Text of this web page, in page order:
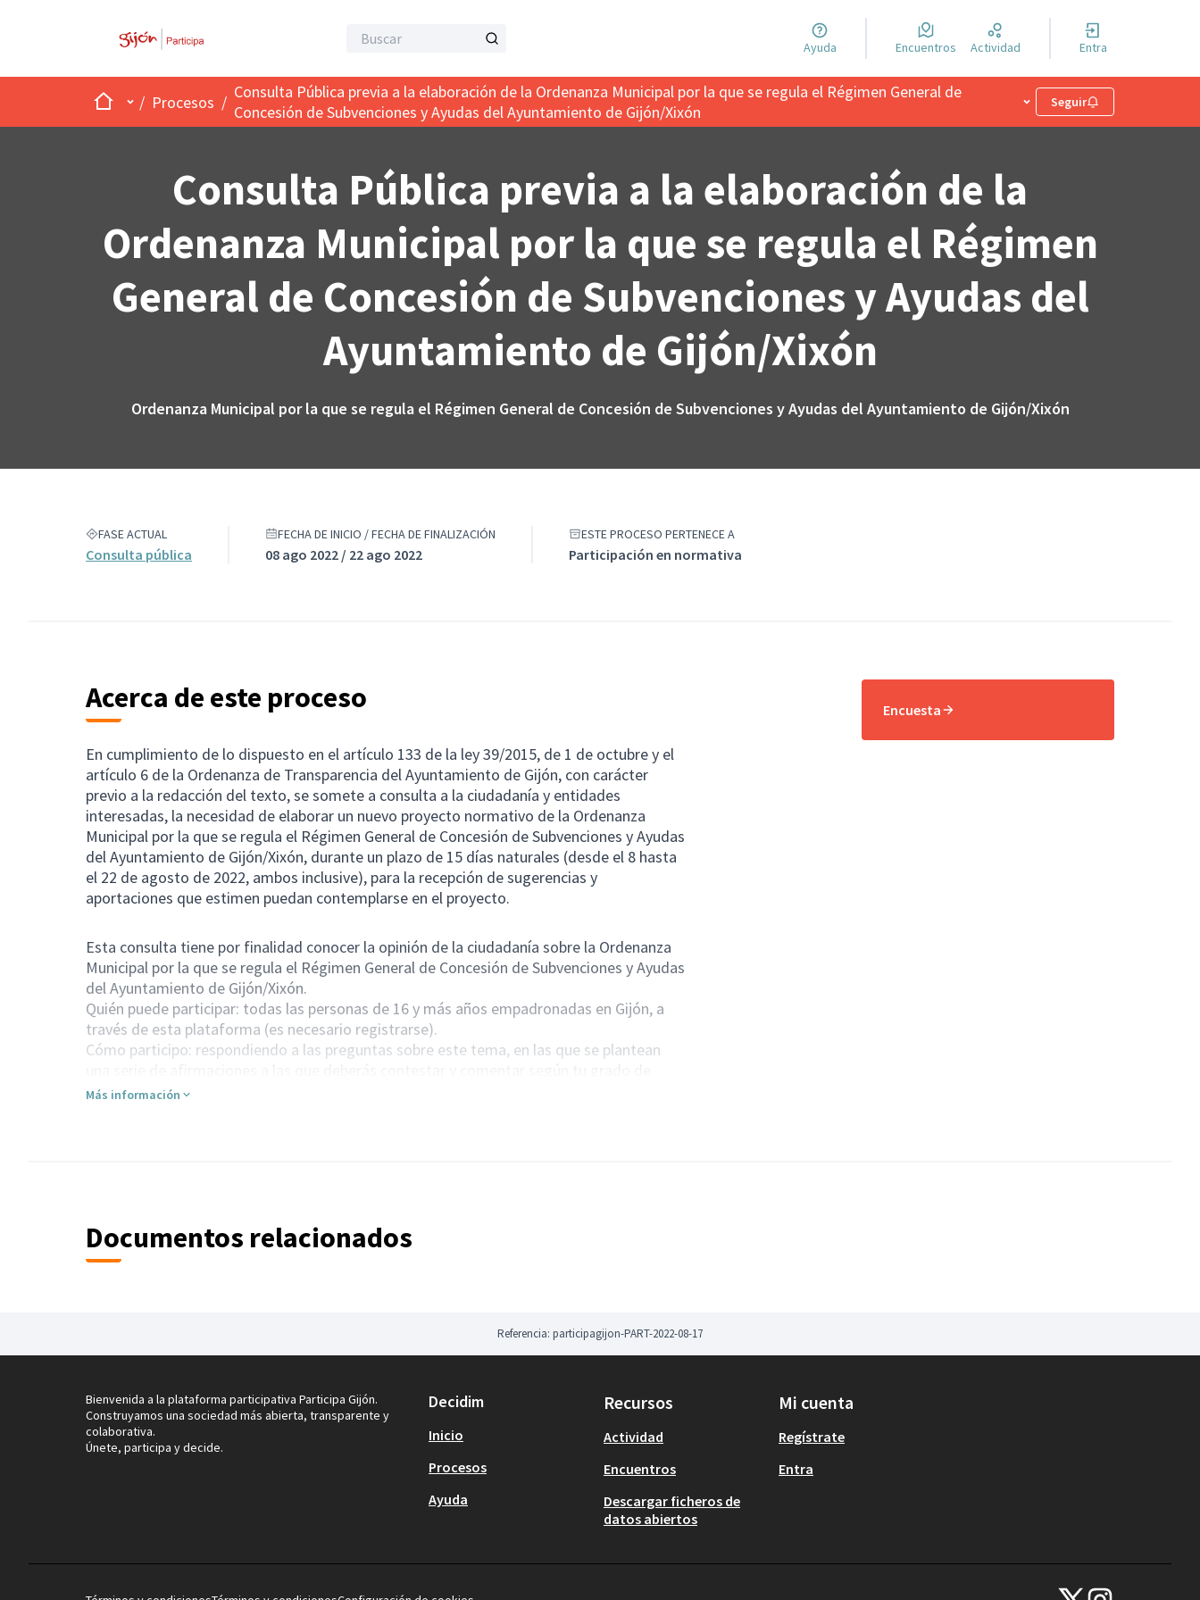
Ayuda Encuentros Actividad Entra
InicioMenú principal
/ Procesos / Consulta Pública previa a la elaboración de la Ordenanza Municipal por la que se regula el Régimen General de
Concesión de Subvenciones y Ayudas del Ayuntamiento de Gijón/Xixón
Menú de usuario
Seguir
Consulta Pública previa a la elaboración de la
Ordenanza Municipal por la que se regula el Régimen
General de Concesión de Subvenciones y Ayudas del
Ayuntamiento de Gijón/Xixón
Ordenanza Municipal por la que se regula el Régimen General de Concesión de Subvenciones y Ayudas del Ayuntamiento de Gijón/Xixón
FASE ACTUAL
Consulta pública
FECHA DE INICIO / FECHA DE FINALIZACIÓN
08 ago 2022 / 22 ago 2022
ESTE PROCESO PERTENECE A
Participación en normativa
Acerca de este proceso
En cumplimiento de lo dispuesto en el artículo 133 de la ley 39/2015, de 1 de octubre y el
artículo 6 de la Ordenanza de Transparencia del Ayuntamiento de Gijón, con carácter
previo a la redacción del texto, se somete a consulta a la ciudadanía y entidades
interesadas, la necesidad de elaborar un nuevo proyecto normativo de la Ordenanza
Municipal por la que se regula el Régimen General de Concesión de Subvenciones y Ayudas
del Ayuntamiento de Gijón/Xixón, durante un plazo de 15 días naturales (desde el 8 hasta
el 22 de agosto de 2022, ambos inclusive), para la recepción de sugerencias y
aportaciones que estimen puedan contemplarse en el proyecto.
Esta consulta tiene por finalidad conocer la opinión de la ciudadanía sobre la Ordenanza
Municipal por la que se regula el Régimen General de Concesión de Subvenciones y Ayudas
del Ayuntamiento de Gijón/Xixón.
Quién puede participar: todas las personas de 16 y más años empadronadas en Gijón, a
través de esta plataforma (es necesario registrarse).
Cómo participo: respondiendo a las preguntas sobre este tema, en las que se plantean
acuerdo o desacuerdo con las mismas.
Más información
Encuesta
Documentos relacionados
Referencia: participagijon-PART-2022-08-17
Bienvenida a la plataforma participativa Participa Gijón.
Construyamos una sociedad más abierta, transparente y
colaborativa.
Únete, participa y decide.
Decidim
Inicio
Procesos
Ayuda
Recursos
Actividad
Encuentros
Descargar ficheros de
datos abiertos
Mi cuenta
Regístrate
Entra
Participa Gijón en X
Participa Gijón en